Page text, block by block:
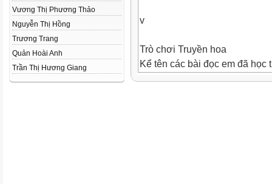
Vương Thị Phương Thảo
Nguyễn Thị Hồng
Trương Trang
Quản Hoài Anh
Trần Thị Hương Giang
v
Trò chơi Truyền hoa
Kể tên các bài đọc em đã học